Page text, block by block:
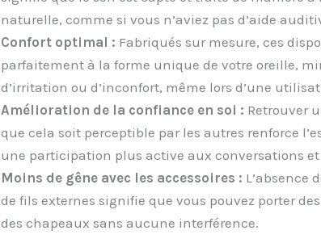
que psychologique.
Discrétion absolue :C’est l’avantage le plus
dispositif visible permet aux utilisateurs de se
stigmatisés, favorisant une meilleure acceptation
Qualité sonore naturelle :En se positionnant
auditif, ces appareils exploitent l’acoustique
signifie que le son est capté et traité de manière à
naturelle, comme si vous n’aviez pas d’aide
Confort optimal :Fabriqués sur mesure, ces
parfaitement à la forme unique de votre oreille,